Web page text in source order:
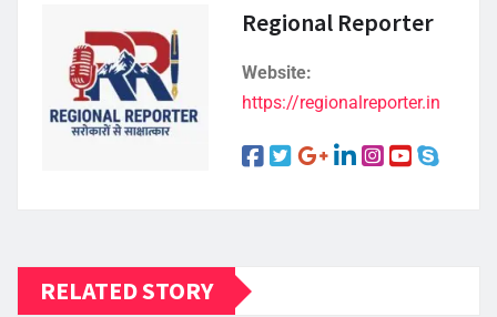
Regional Reporter
Website:
https://regionalreporter.in
RELATED STORY